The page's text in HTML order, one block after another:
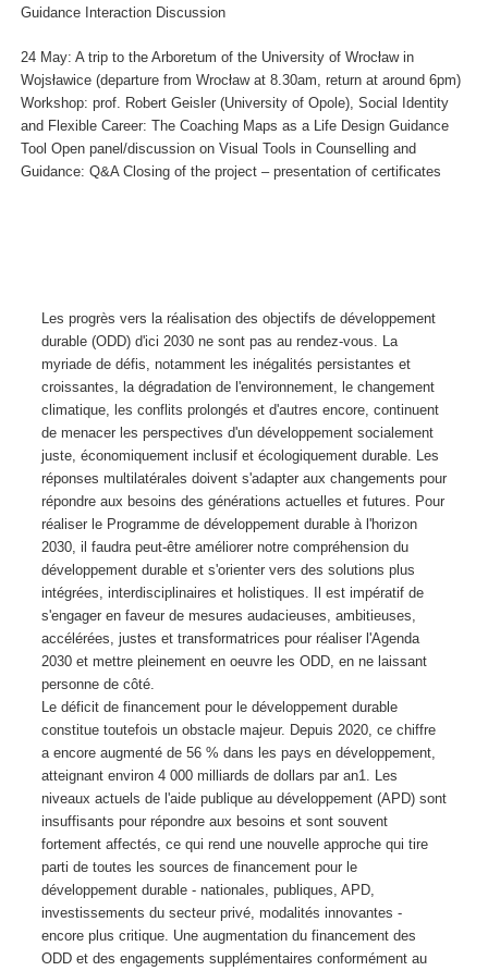
Guidance Interaction Discussion
24 May: A trip to the Arboretum of the University of Wrocław in
Wojsławice (departure from Wrocław at 8.30am, return at around 6pm)
Workshop: prof. Robert Geisler (University of Opole), Social Identity
and Flexible Career: The Coaching Maps as a Life Design Guidance
Tool Open panel/discussion on Visual Tools in Counselling and
Guidance: Q&A Closing of the project – presentation of certificates
Les progrès vers la réalisation des objectifs de développement
durable (ODD) d'ici 2030 ne sont pas au rendez-vous. La
myriade de défis, notamment les inégalités persistantes et
croissantes, la dégradation de l'environnement, le changement
climatique, les conflits prolongés et d'autres encore, continuent
de menacer les perspectives d'un développement socialement
juste, économiquement inclusif et écologiquement durable. Les
réponses multilatérales doivent s'adapter aux changements pour
répondre aux besoins des générations actuelles et futures. Pour
réaliser le Programme de développement durable à l'horizon
2030, il faudra peut-être améliorer notre compréhension du
développement durable et s'orienter vers des solutions plus
intégrées, interdisciplinaires et holistiques. Il est impératif de
s'engager en faveur de mesures audacieuses, ambitieuses,
accélérées, justes et transformatrices pour réaliser l'Agenda
2030 et mettre pleinement en oeuvre les ODD, en ne laissant
personne de côté.
Le déficit de financement pour le développement durable
constitue toutefois un obstacle majeur. Depuis 2020, ce chiffre
a encore augmenté de 56 % dans les pays en développement,
atteignant environ 4 000 milliards de dollars par an1. Les
niveaux actuels de l'aide publique au développement (APD) sont
insuffisants pour répondre aux besoins et sont souvent
fortement affectés, ce qui rend une nouvelle approche qui tire
parti de toutes les sources de financement pour le
développement durable - nationales, publiques, APD,
investissements du secteur privé, modalités innovantes -
encore plus critique. Une augmentation du financement des
ODD et des engagements supplémentaires conformément au